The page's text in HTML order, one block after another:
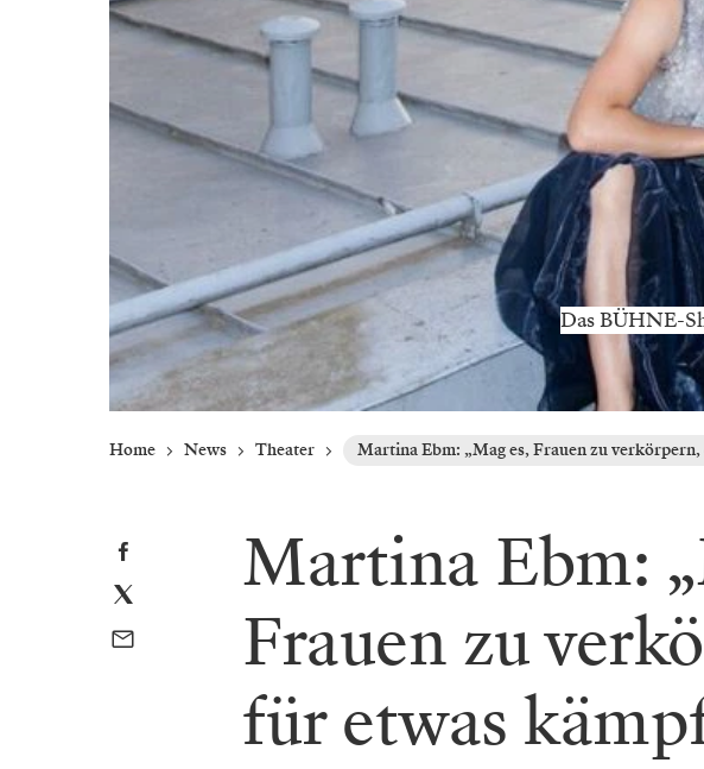
Das BÜHNE-
Home News Theater Martina Ebm: „Mag es, Frauen zu
Martina Ebm:
Frauen zu
für etwas